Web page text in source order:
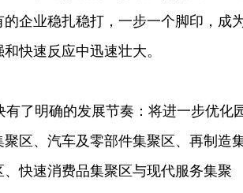
企业稳扎稳打，一步一个脚印，成
快速反应中迅速壮大。
了明确的发展节奏：将进一步优化
区、汽车及零部件集聚区、再制造
快速消费品集聚区与现代服务集聚